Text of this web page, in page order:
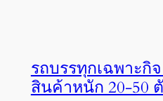
รถบรรทุกเฉพาะกิ
สินค้าหนัก 20-50